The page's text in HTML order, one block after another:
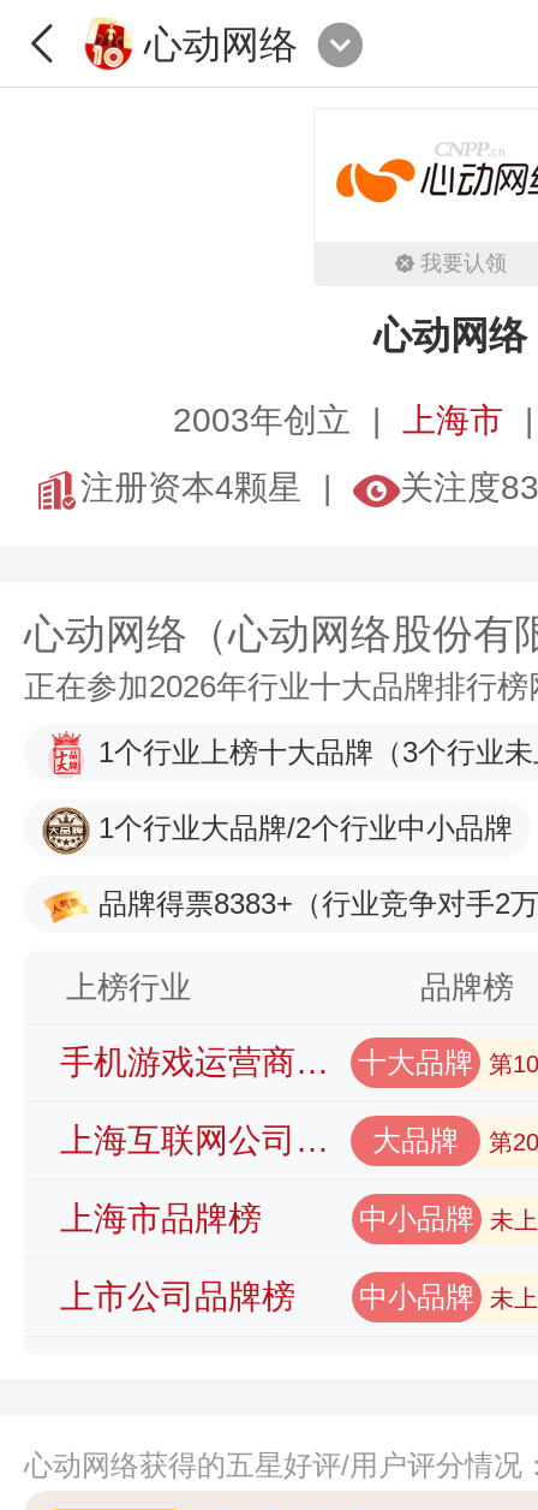
心动网络
我要认领
心动网络
2003年创立
上海市
注册资本4颗星
关注度
心动网络（心动网络股份有
正在参加2026年行业十大品牌排行
1个行业上榜十大品牌 （3个行业
1个行业大品牌/2个行业中小品牌
品牌得票8383+ （行业竞争对手2
上榜行业 品牌榜
手机游戏运营商品牌榜 十大品牌 第
上海互联网公司品牌榜 大品牌 第
上海市品牌榜 中小品牌 未
上市公司品牌榜 中小品牌 未
心动网络获得的五星好评/用户评分情况